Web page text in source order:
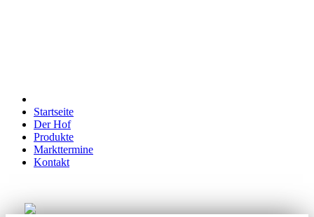
Startseite
Der Hof
Produkte
Markttermine
Kontakt